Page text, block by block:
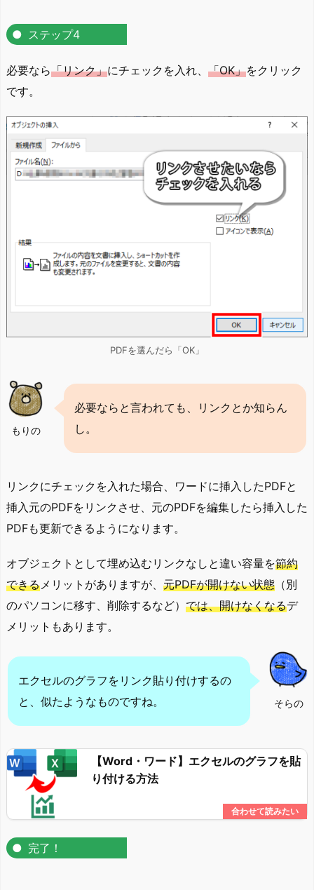
ステップ4
必要なら「リンク」にチェックを入れ、 「OK」をクリック
です。
PDFを選んだら「OK」
もりの
必要ならと言われても、リンクとか知らん
し。
リンクにチェックを入れた場合、ワードに挿入したPDFと
挿入元のPDFをリンクさせ、元のPDFを編集したら挿入した
PDFも更新できるようになります。
オブジェクトとして埋め込むリンクなしと違い容量を節約
できるメリットがありますが、 元PDFが開けない状態 （別
のパソコンに移す、削除するなど） では、開けなくなるデ
メリットもあります。
そらの
エクセルのグラフをリンク貼り付けするの
と、似たようなものですね。
【Word・ワード】エクセルのグラフを貼
り付ける方法
完了！